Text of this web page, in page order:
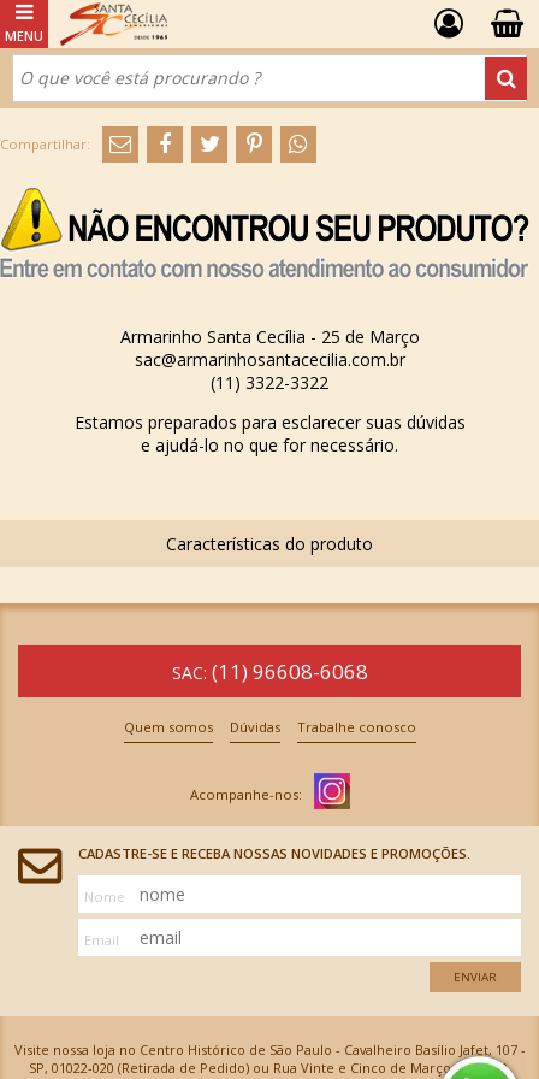
Armarinho Santa Cecília - 25 de Março
sac@armarinhosantacecilia.com.br
(11) 3322-3322
Estamos preparados para esclarecer suas dúvidas
e ajudá-lo no que for necessário.
SAC: (11) 96608-6068
Quem somos Dúvidas Trabalhe conosco
CADASTRE-SE E RECEBA NOSSAS NOVIDADES E PROMOÇÕES.
Nome
Email
ENVIAR
Visite nossa loja no Centro Histórico de São Paulo - Cavalheiro Basílio Jafet, 107 -
SP, 01022-020 (Retirada de Pedido) ou Rua Vinte e Cinco de Março, 576 - SP,